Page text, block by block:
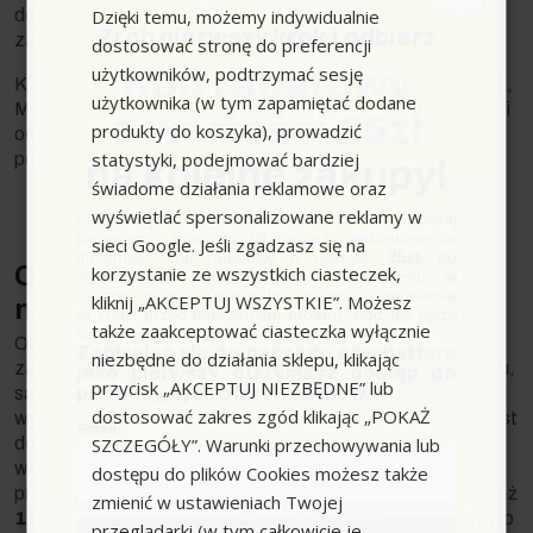
do usuwania rakotwórczych pyłów, pleśni i pyłów
zawierających drobnoustroje chorobotwórcze.
Klasy filtracji odkurzaczy budowlanych obejmują klasę L,
M i H. Każda klasa ma swoje zastosowanie w zależności
od rodzaju zanieczyszczeń, które mają być filtrowane
podczas pracy odkurzacza.
Odkurzacz budowlany — jaka moc
najlepsza?
Odpowiednia moc silnika odkurzacza zależy od
zastosowania. Do sporadycznego sprzątania warsztatu,
samochodu, mieszkania lub innych pomieszczeń
wystarczy odkurzacz o mocy1000-1200 W. Natomiast
do cięższych zastosowań, takich jak prace w
warsztatach ślusarskich, stolarniach czy intensywne
prace remontowe, zalecana jest moc silnika nie niższa niż
1200 W
. Ważne jest dostosowanie mocy odkurzacza do
Dzięki temu, możemy indywidualnie
dostosować stronę do preferencji
użytkowników, podtrzymać sesję
użytkownika (w tym zapamiętać dodane
produkty do koszyka), prowadzić
statystyki, podejmować bardziej
świadome działania reklamowe oraz
wyświetlać spersonalizowane reklamy w
sieci Google. Jeśli zgadzasz się na
korzystanie ze wszystkich ciasteczek,
kliknij „AKCEPTUJ WSZYSTKIE”. Możesz
także zaakceptować ciasteczka wyłącznie
niezbędne do działania sklepu, klikając
przycisk „AKCEPTUJ NIEZBĘDNE” lub
dostosować zakres zgód klikając „POKAŻ
SZCZEGÓŁY”. Warunki przechowywania lub
dostępu do plików Cookies możesz także
zmienić w ustawieniach Twojej
Zrób pierwszy krok i odbierz
Kod rabatowy
o wartości 25zł
na kolejne zakupy!
Zapisz się do newslettera, załóż konto i dokonaj
pierwszych zakupów. W ramach podziękowania
otrzymasz kod rabatowy o wartości
wykorzystania przy kolejnym zamówieniu w
naszym sklepie (minimalna wartość zamówienia
to 100zł przed naliczeniem rabatu). Kod nie łączy
się z innymi kodami rabatowymi.
Zapisując się do naszego newslettera
jako pierwszy otrzymasz dostęp do
promocyjnych ofert i rabatów.